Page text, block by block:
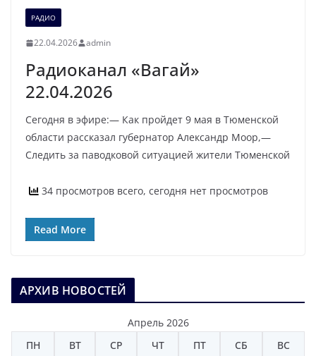
РАДИО
22.04.2026 admin
Радиоканал «Вагай»
22.04.2026
Сегодня в эфире:— Как пройдет 9 мая в Тюменской
области рассказал губернатор Александр Моор,—
Следить за паводковой ситуацией жители Тюменской
34 просмотров всего, сегодня нет просмотров
Read More
АРХИВ НОВОСТЕЙ
Апрель 2026
ПН
ВТ СР ЧТ ПТ СБ ВС